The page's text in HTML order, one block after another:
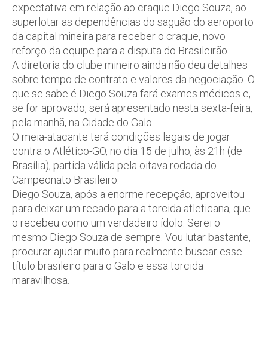
expectativa em relação ao craque Diego Souza, ao
superlotar as dependências do saguão do aeroporto
da capital mineira para receber o craque, novo
reforço da equipe para a disputa do Brasileirão.
A diretoria do clube mineiro ainda não deu detalhes
sobre tempo de contrato e valores da negociação. O
que se sabe é Diego Souza fará exames médicos e,
se for aprovado, será apresentado nesta sexta-feira,
pela manhã, na Cidade do Galo.
O meia-atacante terá condições legais de jogar
contra o Atlético-GO, no dia 15 de julho, às 21h (de
Brasília), partida válida pela oitava rodada do
Campeonato Brasileiro.
Diego Souza, após a enorme recepção, aproveitou
para deixar um recado para a torcida atleticana, que
o recebeu como um verdadeiro ídolo. Serei o
mesmo Diego Souza de sempre. Vou lutar bastante,
procurar ajudar muito para realmente buscar esse
título brasileiro para o Galo e essa torcida
maravilhosa.